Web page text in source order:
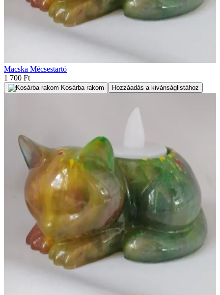
Macska Mécsestartó
1 700 Ft
Kosárba rakom Hozzáadás a kivánságlistához